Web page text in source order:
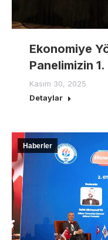
Ekonomiye
Panelimizin
Kasım 30, 2025
Detaylar
Haberler